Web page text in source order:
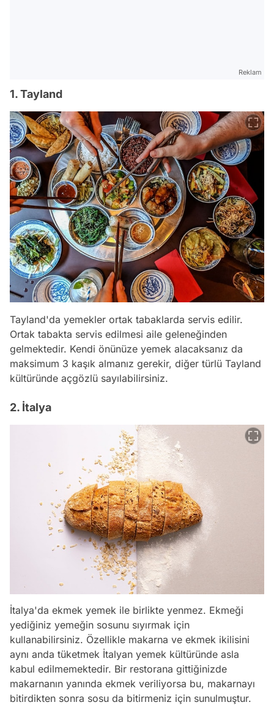
Reklam
1. Tayland
Tayland'da yemekler ortak tabaklarda servis edilir.
Ortak tabakta servis edilmesi aile geleneğinden
gelmektedir. Kendi önünüze yemek alacaksanız da
maksimum 3 kaşık almanız gerekir, diğer türlü Tayland
kültüründe açgözlü sayılabilirsiniz.
2. İtalya
İtalya'da ekmek yemek ile birlikte yenmez. Ekmeği
yediğiniz yemeğin sosunu sıyırmak için
kullanabilirsiniz. Özellikle makarna ve ekmek ikilisini
aynı anda tüketmek İtalyan yemek kültüründe asla
kabul edilmemektedir. Bir restorana gittiğinizde
makarnanın yanında ekmek veriliyorsa bu, makarnayı
bitirdikten sonra sosu da bitirmeniz için sunulmuştur.